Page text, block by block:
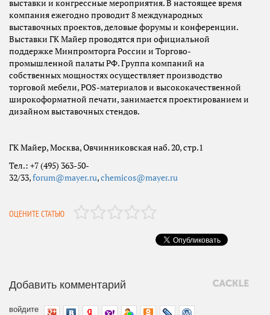
выставки и конгрессные мероприятия. В настоящее время
компания ежегодно проводит 8 международных
выставочных проектов, деловые форумы и конференции.
Выставки ГК Майер проводятся при официальной
поддержке Минпромторга России и Торгово-
промышленной палаты РФ. Группа компаний на
собственных мощностях осуществляет производство
торговой мебели, POS-материалов и высококачественной
широкоформатной печати, занимается проектированием и
дизайном выставочных стендов.
ГК Майер, Москва, Овчинниковская наб. 20, стр.1
Тел.: +7 (495) 363-50-
32/33,forum@mayer.ru,chemicos@mayer.ru
ОЦЕНИТЕ СТАТЬЮ
Добавить комментарий
войдите